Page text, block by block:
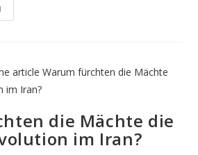
die Mächte die
im Iran?